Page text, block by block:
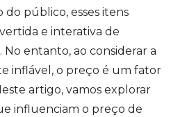
público, esses itens
e interativa de
entanto, ao considerar a
inflável, o preço é um fator
artigo, vamos explorar
influenciam o preço de